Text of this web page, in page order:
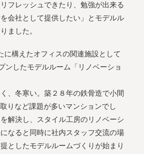
フレッシュできたり、勉強が出来る
会社として提供したい」とモデルル
ました。
に構えたオフィスの関連施設として
ンしたモデルルーム「リノベーショ
、冬寒い。築２８年の鉄骨造で小間
りなど課題が多いマンションでし
解決し、スタイル工房のリノベーシ
なると同時に社内スタッフ交流の場
としたモデルルームづくりが始まり